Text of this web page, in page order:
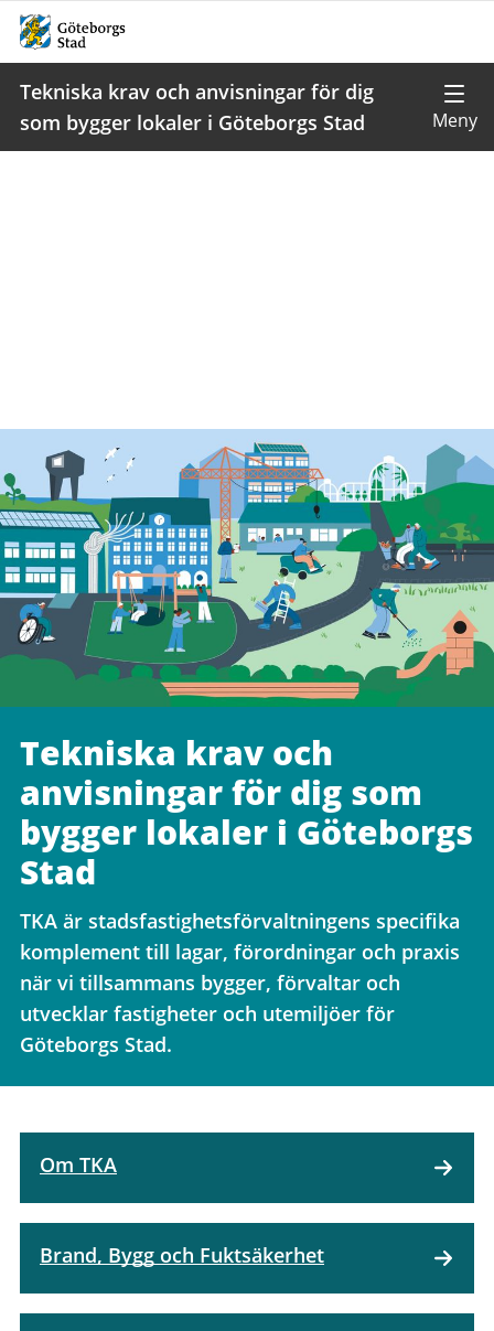
Tekniska krav och anvisningar för dig
som bygger lokaler i Göteborgs Stad
Tekniska krav och
anvisningar för dig som
bygger lokaler i Göteborgs
Stad
TKA är stadsfastighetsförvaltningens specifika
komplement till lagar, förordningar och praxis
när vi tillsammans bygger, förvaltar och
utvecklar fastigheter och utemiljöer för
Göteborgs Stad.
Om TKA
Brand, Bygg och Fuktsäkerhet